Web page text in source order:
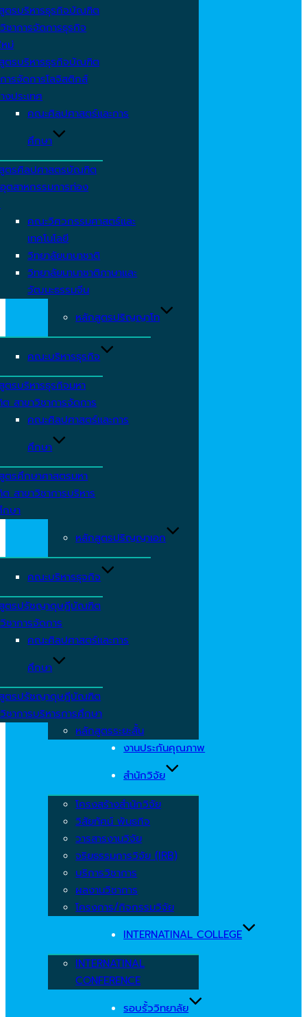
ตรบริหารธุรกิจบัณฑิต
ชาการจัดการธุรกิจ
ม่
ตรบริหารธุรกิจบัณฑิต
ารจัดการโลจิสติกส์
งประเทศ
คณะศิลปศาสตร์และการ
ศึกษา
ตรศิลปศาสตรบัณฑิต
ตสาหกรรมการท่อง
คณะวิศวกรรมศาสตร์และ
เทคโนโลยี
วิทยาลัยนานาชาติ
วิทยาลัยนานาชาติภาษาและ
วัฒนะธรรมจีน
หลักสูตรปริญญาโท
คณะบริหารธุรกิจ
ตรบริหารธุรกิจมหา
สาขาวิชาการจัดการ
คณะศิลปศาสตร์และการ
ศึกษา
ตรศึกษาศาสตรมหา
สาขาวิชาการบริหาร
กษา
หลักสูตรปริญญาเอก
คณะบริหารธุจกิจ
ตรปรัชญาดุษฎีบัณฑิต
ชาการจัดการ
คณะศิลปศาสตร์และการ
ศึกษา
ตรปรัชญาดุษฎีบัณฑิต
ชาการบริหารการศึกษา
หลักสูตรระยะสั้น
งานประกันคุณภาพ
สำนักวิจัย
โครงสร้างสำนักวิจัย
วิสัยทัศน์ พันธกิจ
วารสารงานวิจัย
จริยธรรมการวิจัย (IRB)
บริการวิชาการ
ผลงานวิชาการ
โครงการ/กิจกรรมวิจัย
INTERNATINAL COLLEGE
INTERNATINAL
CONFERENCE
รอบรั้ววิทยาลัย